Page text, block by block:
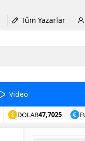
Tüm Yazarlar
Video
DOLAR47,7025